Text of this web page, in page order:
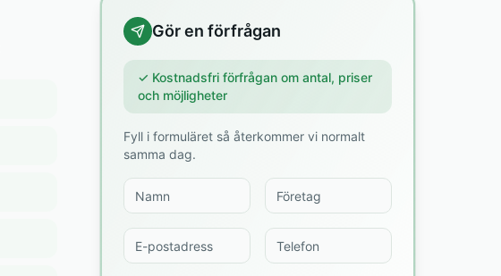
Gör en förfrågan
✓ Kostnadsfri förfrågan om antal, priser
och möjligheter
Fyll i formuläret så återkommer vi normalt
samma dag.